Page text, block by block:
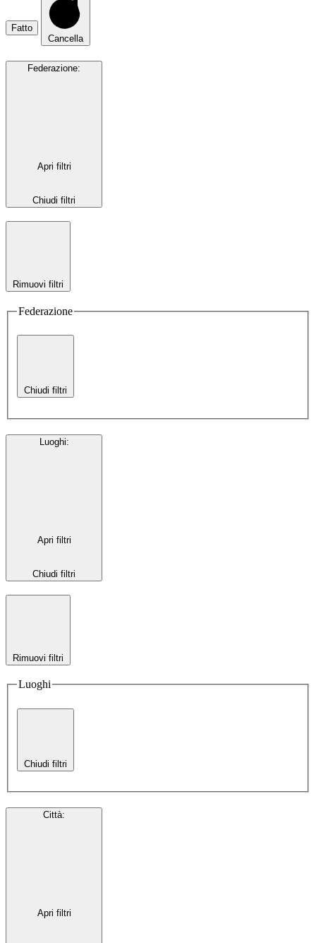
Fatto
Cancella
Federazione:
Apri filtri
Chiudi filtri
Rimuovi filtri
Federazione
Chiudi filtri
Luoghi:
Apri filtri
Chiudi filtri
Rimuovi filtri
Luoghi
Chiudi filtri
Città:
Apri filtri